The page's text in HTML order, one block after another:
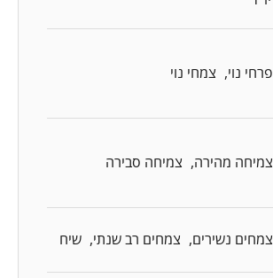
פרחי נוי צמחי נוי
צמיחה מהירה צמיחה סבירה
צמחים נשירים צמחים רב שנתי שיח